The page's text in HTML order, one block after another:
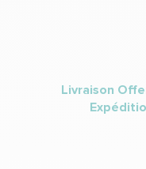
Livraison